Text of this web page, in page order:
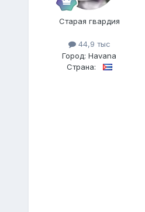
Старая гвардия
44,9 тыс
Город:Havana
Страна: